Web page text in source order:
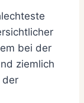
bei der
ziemlich
der